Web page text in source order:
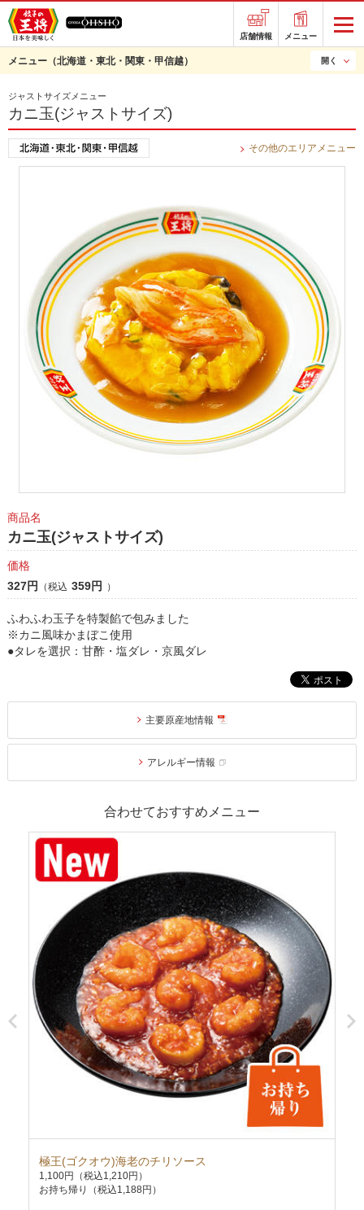
店舗情報 メニュー
カニ玉(ジャストサイズ)
その他のエリアメニュー
ジャストサイズメニュー
商品名
カニ玉(ジャストサイズ)
価格
327円
（税込 359円 ）
ふわふわ玉子を特製餡で包みました
※カニ風味かまぼこ使用
●タレを選択：甘酢・塩ダレ・京風ダレ
主要原産地情報
アレルギー情報
合わせておすすめメニュー
極王(ゴクオウ)海老のチリソース
1,100円
（税込1,210円）
お持ち帰り（税込1,188円）
メニュー （北海道・東北・関東・甲信越） 開く